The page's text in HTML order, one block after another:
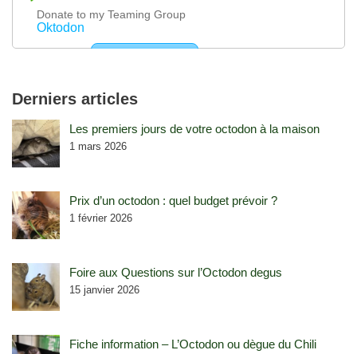
Derniers articles
Les premiers jours de votre octodon à la maison
1 mars 2026
Prix d’un octodon : quel budget prévoir ?
1 février 2026
Foire aux Questions sur l’Octodon degus
15 janvier 2026
Fiche information – L’Octodon ou dègue du Chili